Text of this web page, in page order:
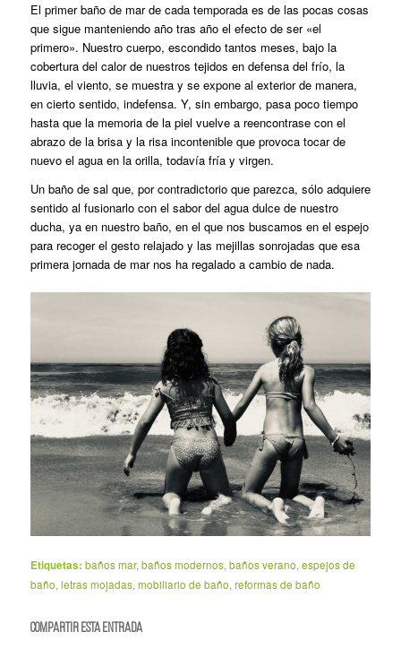
El primer baño de mar de cada temporada es de las pocas cosas
que sigue manteniendo año tras año el efecto de ser «el
primero». Nuestro cuerpo, escondido tantos meses, bajo la
cobertura del calor de nuestros tejidos en defensa del frío, la
lluvia, el viento, se muestra y se expone al exterior de manera,
en cierto sentido, indefensa. Y, sin embargo, pasa poco tiempo
hasta que la memoria de la piel vuelve a reencontrase con el
abrazo de la brisa y la risa incontenible que provoca tocar de
nuevo el agua en la orilla, todavía fría y virgen.
Un baño de sal que, por contradictorio que parezca, sólo adquiere
sentido al fusionarlo con el sabor del agua dulce de nuestro
ducha, ya en nuestro baño, en el que nos buscamos en el espejo
para recoger el gesto relajado y las mejillas sonrojadas que esa
primera jornada de mar nos ha regalado a cambio de nada.
Etiquetas: baños mar,baños modernos,baños verano,espejos de
baño,letras mojadas,mobiliario de baño,reformas de baño
Compartir esta entrada